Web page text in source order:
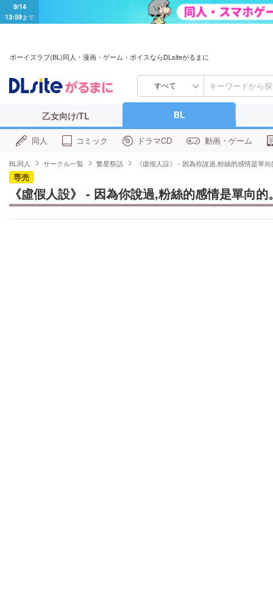
9/14
13:59まで
ボーイズラブ(BL)同人・漫画・ゲーム・ボイスならDLsiteがるまに
すべて
乙女向け/TL BL
同人 コミック ドラマCD 動画・ゲーム
BL同人 サークル一覧 繁星祭話 《虛假人設》 - 因為你說過,粉絲的感情是單
専売
《虛假人設》 - 因為你說過,粉絲的感情是單向